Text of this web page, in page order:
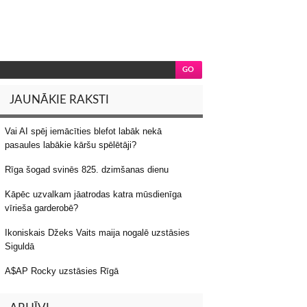
JAUNĀKIE RAKSTI
Vai AI spēj iemācīties blefot labāk nekā
pasaules labākie kāršu spēlētāji?
Rīga šogad svinēs 825. dzimšanas dienu
Kāpēc uzvalkam jāatrodas katra mūsdienīga
vīrieša garderobē?
Ikoniskais Džeks Vaits maija nogalē uzstāsies
Siguldā
A$AP Rocky uzstāsies Rīgā